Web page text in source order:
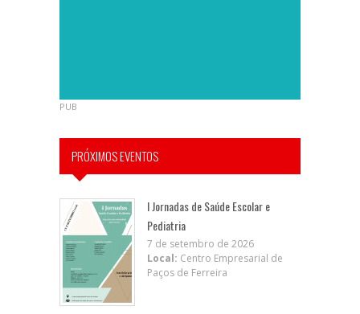
PUB
PRÓXIMOS EVENTOS
I Jornadas de Saúde Escolar e
Pediatria
7 de setembro de 2026
Local: Centro Empresarial de
Paços de Ferreira